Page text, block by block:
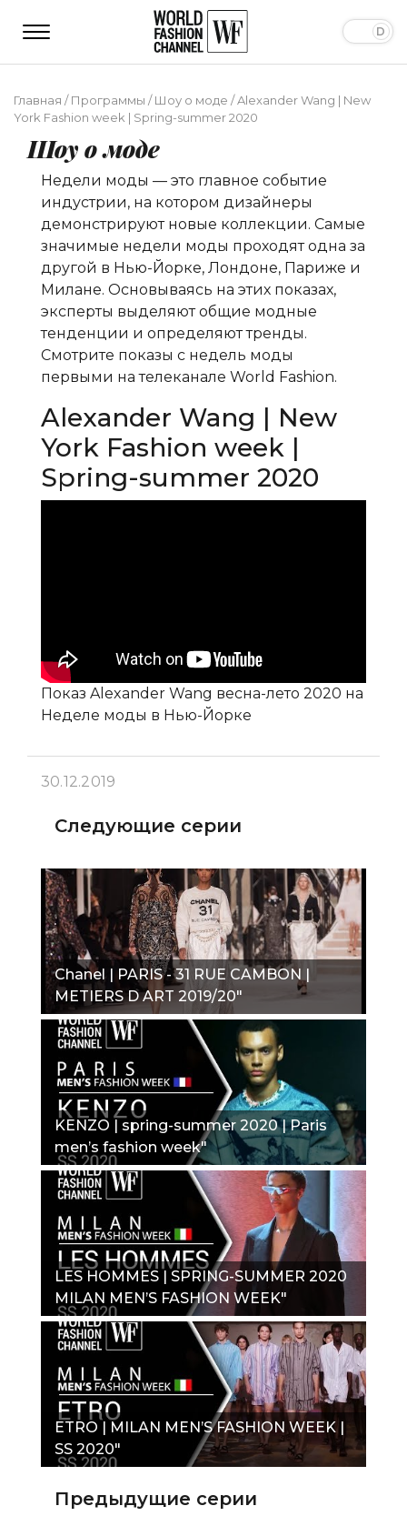
Главная /Программы /Шоу о моде /Alexander Wang | New
York Fashion week | Spring-summer 2020
Шоу о моде
Недели моды — это главное событие
индустрии, на котором дизайнеры
демонстрируют новые коллекции. Самые
значимые недели моды проходят одна за
другой в Нью-Йорке, Лондоне, Париже и
Милане. Основываясь на этих показах,
эксперты выделяют общие модные
тенденции и определяют тренды.
Смотрите показы с недель моды
первыми на телеканале World Fashion.
Alexander Wang | New
York Fashion week |
Spring-summer 2020
Показ Alexander Wang весна-лето 2020 на
Неделе моды в Нью-Йорке
30.12.2019
Следующие серии
Chanel | PARIS - 31 RUE CAMBON |
METIERS D ART 2019/20"
KENZO | spring-summer 2020 | Paris
men’s fashion week"
LES HOMMES | SPRING-SUMMER 2020
MILAN MEN’S FASHION WEEK"
ETRO | MILAN MEN’S FASHION WEEK |
SS 2020"
Предыдущие серии